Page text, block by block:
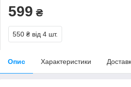
599 ₴
550 ₴ від 4 шт.
Опис Характеристики